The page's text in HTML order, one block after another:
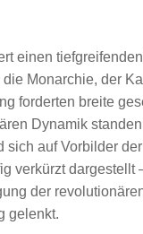
einen
Monarchie, der
forderten breite
Dynamik
sich auf Vorbilder
verkürzt
der
gelenkt.